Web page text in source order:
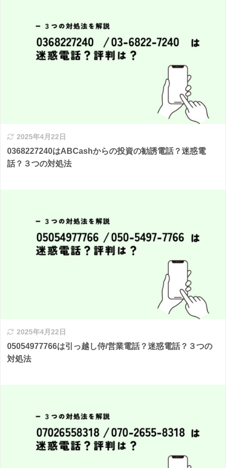
2025年4月22日
0368227240はABCashからの投資の勧誘電話？迷惑電
話？３つの対処法
2025年4月22日
05054977766は引っ越し侍/営業電話？迷惑電話？３つの
対処法